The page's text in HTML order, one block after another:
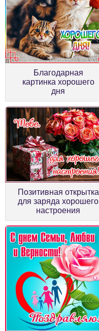
Благодарная
картинка хорошего
дня
Позитивная открытка
для заряда хорошего
настроения